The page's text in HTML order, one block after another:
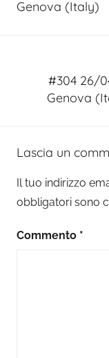
Genova (Italy)
#304 26/
Genova
Lascia un
Il tuo indirizzo
obbligatori sono
Commento *